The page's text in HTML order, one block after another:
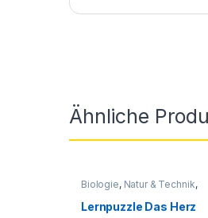
Ähnliche
Biologie, Natur & Technik,
Sachunterricht
Lernpuzzle Das Herz